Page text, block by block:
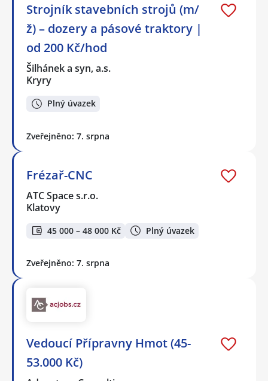
Strojník stavebních strojů (m/
ž) – dozery a pásové traktory |
od 200 Kč/hod
Šilhánek a syn, a.s.
Kryry
Plný úvazek
Zveřejněno: 7. srpna
Frézař-CNC
ATC Space s.r.o.
Klatovy
45 000 – 48 000 Kč Plný úvazek
Zveřejněno: 7. srpna
Vedoucí Přípravny Hmot (45-
53.000 Kč)